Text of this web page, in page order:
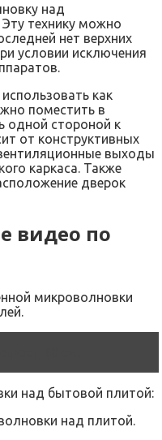
над
технику можно
нет верхних
условии исключения
как
поместить в
одной стороной к
от конструктивных
выходы
каркаса. Также
дверок
видео по
микроволновки
над бытовой плитой:
над плитой.